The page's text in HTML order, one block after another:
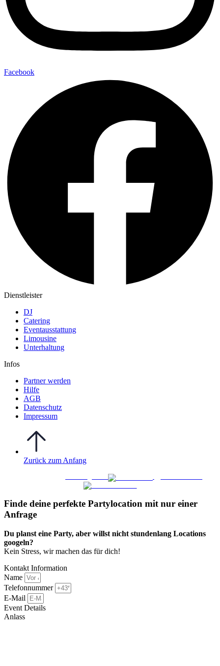
Facebook
Dienstleister
DJ
Catering
Eventausstattung
Limousine
Unterhaltung
Infos
Partner werden
Hilfe
AGB
Datenschutz
Impressum
Zurück zum Anfang
Finde deine perfekte Partylocation mit nur einer
Anfrage​
Du planst eine Party, aber willst nicht stundenlang Locations
googeln?
Kein Stress, wir machen das für dich!
Kontakt Information
Name
Telefonnummer
E-Mail
Event Details
Anlass